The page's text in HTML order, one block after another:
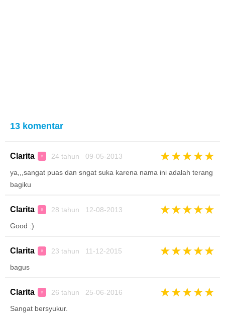
13 komentar
Clarita ♀ 24 tahun 09-05-2013 ★★★★★
ya,,,sangat puas dan sngat suka karena nama ini adalah terang
bagiku
Clarita ♀ 28 tahun 12-08-2013 ★★★★★
Good :)
Clarita ♀ 23 tahun 11-12-2015 ★★★★★
bagus
Clarita ♀ 26 tahun 25-06-2016 ★★★★★
Sangat bersyukur.